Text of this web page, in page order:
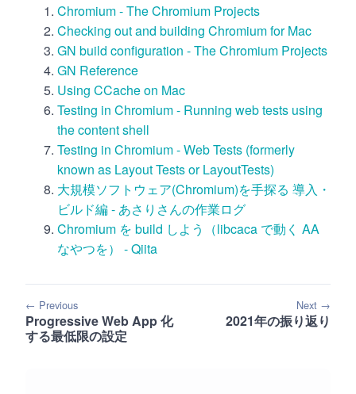
Chromium - The Chromium Projects
Checking out and building Chromium for Mac
GN build configuration - The Chromium Projects
GN Reference
Using CCache on Mac
Testing in Chromium - Running web tests using
the content shell
Testing in Chromium - Web Tests (formerly
known as Layout Tests or LayoutTests)
大規模ソフトウェア(Chromium)を手探る 導入・
ビルド編 - あさりさんの作業ログ
Chromium を build しよう（libcaca で動く AA
なやつを） - Qiita
← Previous
Progressive Web App 化
する最低限の設定
Next →
2021年の振り返り